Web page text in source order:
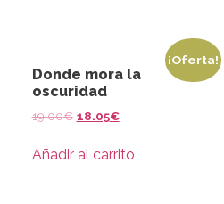
¡Oferta!
Donde mora la
oscuridad
19.00€ 18.05€
Añadir al carrito